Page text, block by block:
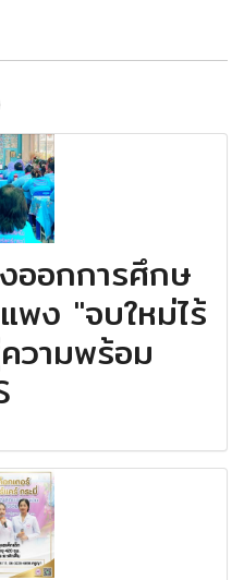
ออกการศึกษ
พง "จบใหม่ไร้
วามพร้อม